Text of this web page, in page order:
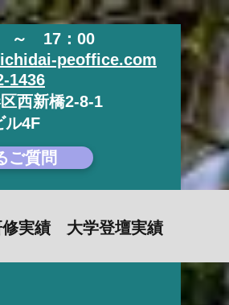
～ 17：00
peoffice.com
1436
西新橋2-8-1
4F
ご質問
実績 大学登壇実績